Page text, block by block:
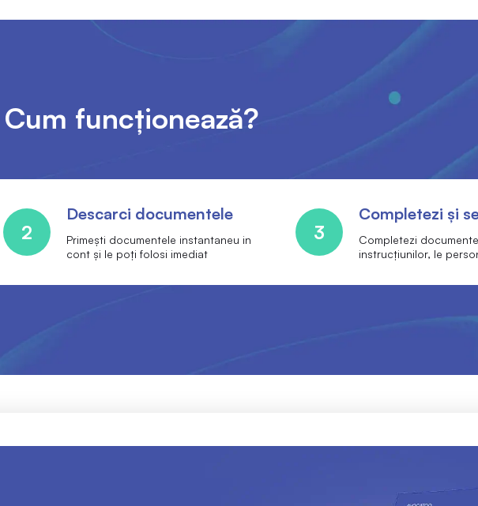
Cum funcționează?
2
Descarci documentele
Primești documentele instantaneu in
cont și le poți folosi imediat
3
Completezi și
Completezi
instrucțiunilor, le
o gamă largă de exemple din care să alegi și la care nu te-ai fi gândit